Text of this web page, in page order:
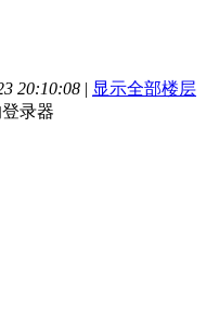
20:10:08 | 显示全部楼层
录器